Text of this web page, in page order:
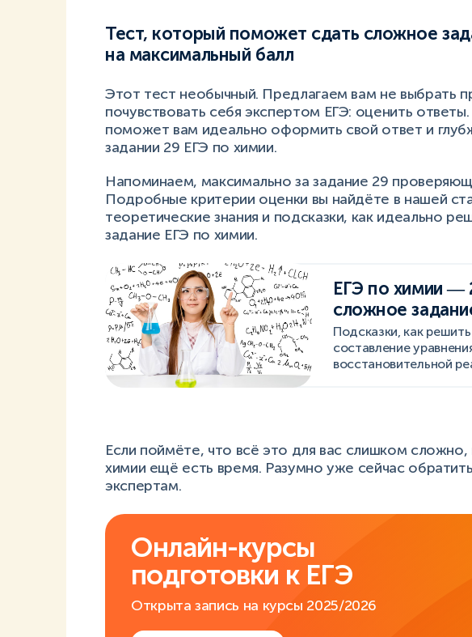
Тест, который поможет сдать сложное
на максимальный балл
Этот тест необычный. Предлагаем вам не выбрать
почувствовать себя экспертом ЕГЭ: оценить
поможет вам идеально оформить свой ответ и
задании 29 ЕГЭ по химии.
Напоминаем, максимально за задание 29
Подробные критерии оценки вы найдёте в нашей
теоретические знания и подсказки, как идеально
задание ЕГЭ по химии.
ЕГЭ по химии ―
сложное
Подсказки, как
составление
восстановительной
Если поймёте, что всё это для вас слишком
химии ещё есть время. Разумно уже сейчас
экспертам.
Онлайн-курсы
подготовки к ЕГЭ
Открыта запись на курсы 2025/2026